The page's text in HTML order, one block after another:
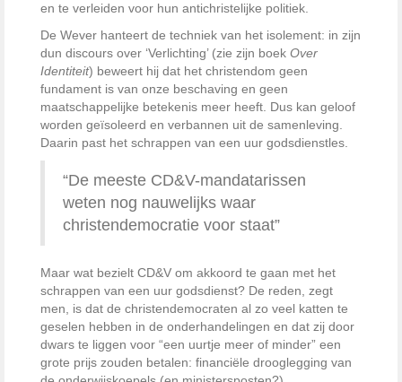
en te verleiden voor hun antichristelijke politiek.
De Wever hanteert de techniek van het isolement: in zijn
dun discours over ‘Verlichting’ (zie zijn boek Over
Identiteit) beweert hij dat het christendom geen
fundament is van onze beschaving en geen
maatschappelijke betekenis meer heeft. Dus kan geloof
worden geïsoleerd en verbannen uit de samenleving.
Daarin past het schrappen van een uur godsdienstles.
“De meeste CD&V-mandatarissen
weten nog nauwelijks waar
christendemocratie voor staat”
Maar wat bezielt CD&V om akkoord te gaan met het
schrappen van een uur godsdienst? De reden, zegt
men, is dat de christendemocraten al zo veel katten te
geselen hebben in de onderhandelingen en dat zij door
dwars te liggen voor “een uurtje meer of minder” een
grote prijs zouden betalen: financiële drooglegging van